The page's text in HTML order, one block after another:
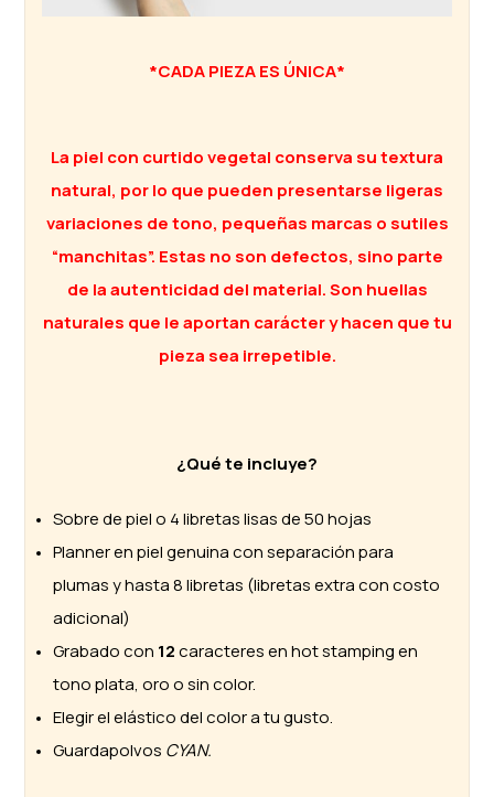
*CADA PIEZA ES ÚNICA*
La piel con curtido vegetal conserva su textura
natural, por lo que pueden presentarse ligeras
variaciones de tono, pequeñas marcas o sutiles
“manchitas”. Estas no son defectos, sino parte
de la autenticidad del material. Son huellas
naturales que le aportan carácter y hacen que tu
pieza sea irrepetible.
¿Qué te incluye?
Sobre de piel o 4 libretas lisas de 50 hojas
Planner en piel genuina con separación para
plumas y hasta 8 libretas (libretas extra con costo
adicional)
Grabado con 12caracteres en hot stamping en
tono plata, oro o sin color.
Elegir el elástico del color a tu gusto.
Guardapolvos CYAN.